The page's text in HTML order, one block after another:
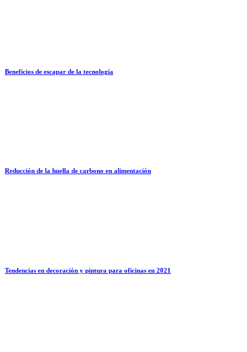
Beneficios de escapar de la tecnología
Reducción de la huella de carbono en alimentación
Tendencias en decoración y pintura para oficinas en 2021